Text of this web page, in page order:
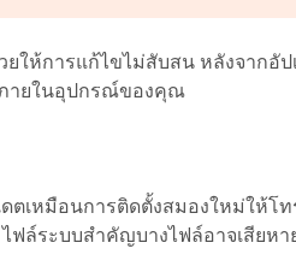
ให้การแก้ไขไม่สับสน หลังจากอั
ภายในอุปกรณ์ของคุณ
ดตเหมือนการติดตั้งสมองใหม่ให้
ฟล์ระบบสำคัญบางไฟล์อาจเสียห